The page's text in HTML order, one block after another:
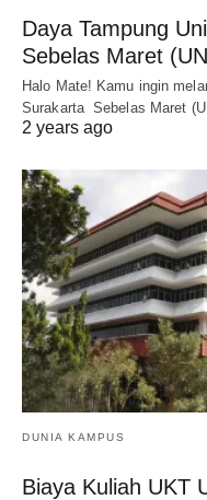
Daya Tampung
Sebelas Maret
Halo Mate! Kamu ingin
Surakarta Sebelas Maret
2 years ago
DUNIA KAMPUS
Biaya Kuliah UKT